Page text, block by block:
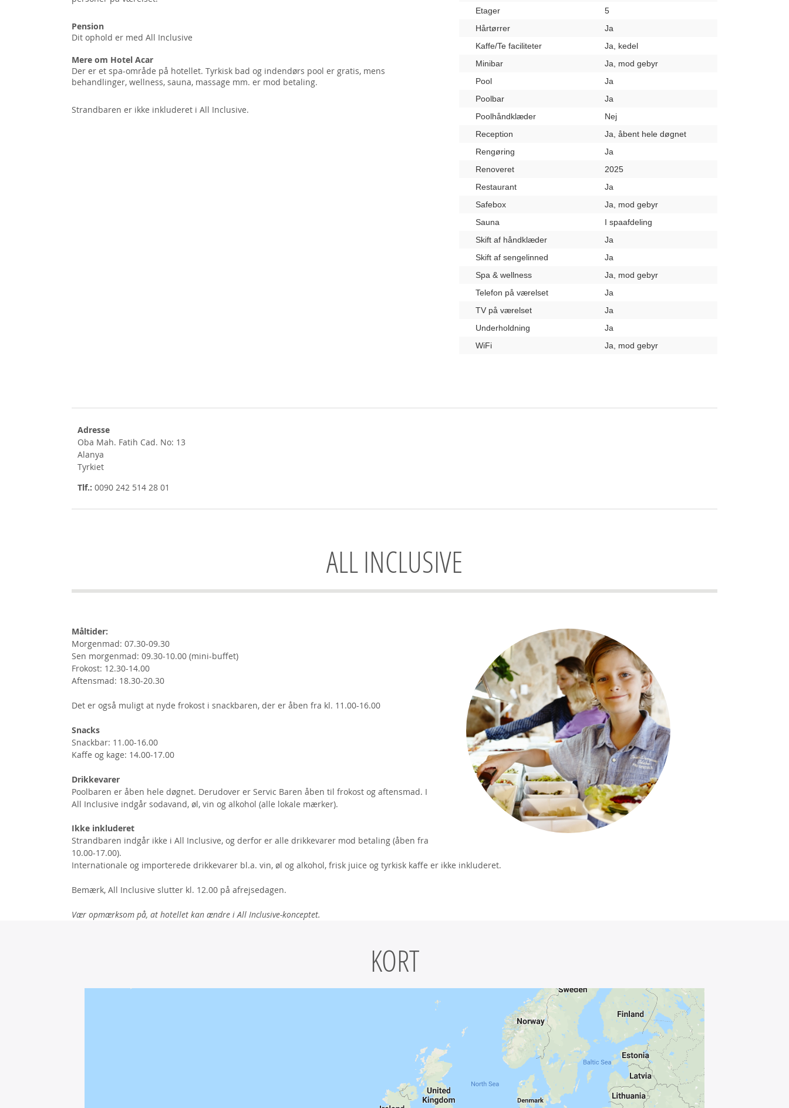
Pension
Dit ophold er med All Inclusive
Mere om Hotel Acar
Der er et spa-område på hotellet. Tyrkisk bad og indendørs pool er gratis, mens
behandlinger, wellness, sauna, massage mm. er mod betaling.
Strandbaren er ikke inkluderet i All Inclusive.
Etager
5
Hårtørrer
Ja
Kaffe/Te faciliteter
Ja, kedel
Minibar
Ja, mod gebyr
Pool
Ja
Poolbar
Ja
Poolhåndklæder
Nej
Reception
Ja, åbent hele døgnet
Rengøring
Ja
Renoveret
2025
Restaurant
Ja
Safebox
Ja, mod gebyr
Sauna
I spaafdeling
Skift af håndklæder
Ja
Skift af sengelinned
Ja
Spa & wellness
Ja, mod gebyr
Telefon på værelset
Ja
TV på værelset
Ja
Underholdning
Ja
WiFi
Ja, mod gebyr
Adresse
Oba Mah. Fatih Cad. No: 13
Alanya
Tyrkiet
Tlf.: 0090 242 514 28 01
ALL INCLUSIVE
Måltider:
Morgenmad: 07.30-09.30
Sen morgenmad: 09.30-10.00 (mini-buffet)
Frokost: 12.30-14.00
Aftensmad: 18.30-20.30
Det er også muligt at nyde frokost i snackbaren, der er åben fra kl. 11.00-16.00
Snacks
Snackbar: 11.00-16.00
Kaffe og kage: 14.00-17.00
Drikkevarer
Poolbaren er åben hele døgnet. Derudover er Servic Baren åben til frokost og aftensmad. I
All Inclusive indgår sodavand, øl, vin og alkohol (alle lokale mærker).
Ikke inkluderet
Strandbaren indgår ikke i All Inclusive, og derfor er alle drikkevarer mod betaling (åben fra
10.00-17.00).
Internationale og importerede drikkevarer bl.a. vin, øl og alkohol, frisk juice og tyrkisk kaffe er ikke inkluderet.
Bemærk, All Inclusive slutter kl. 12.00 på afrejsedagen.
Vær opmærksom på, at hotellet kan ændre i All Inclusive-konceptet.
KORT